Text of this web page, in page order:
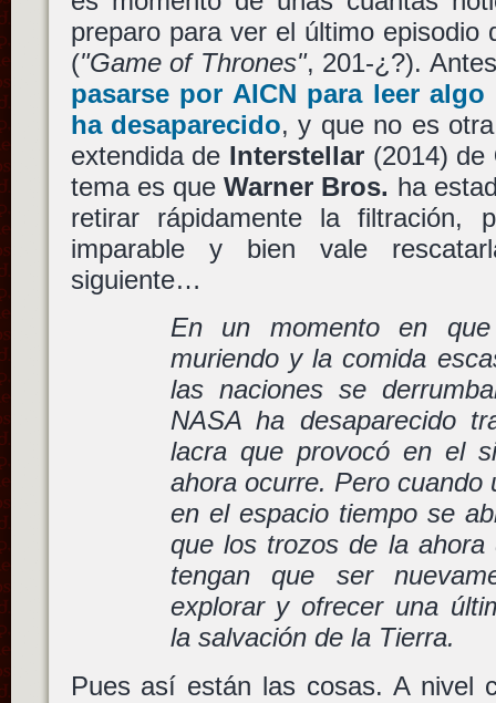
preparo para ver el último episodio
("Game of Thrones", 201-¿?).
pasarse por AICN para leer
ha desaparecido, y que no es
extendida de Interstellar(2014) de
tema es queWarner Bros. ha
retirar rápidamente la filtración,
imparable y bien vale
siguiente…
En un momento en
muriendo y la comida
las naciones se
NASA ha desaparecido
lacra que provocó en el
ahora ocurre. Pero cuando
en el espacio tiempo se
que los trozos de la ahora
tengan que ser
explorar y ofrecer una
la salvación de la Tierra.
Pues así están las cosas. A nivel